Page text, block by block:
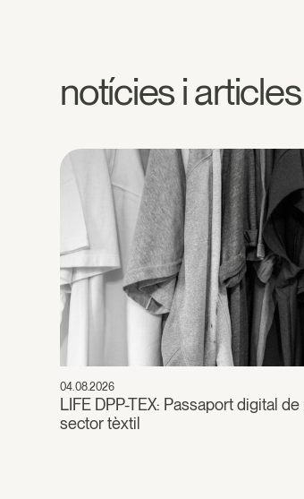
notícies i
04.08.2026
LIFE DPP-TEX: Passaport digital
sector tèxtil